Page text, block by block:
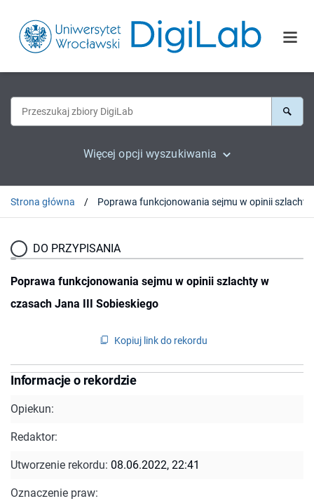
Więcej opcji wyszukiwania
Strona główna
DO PRZYPISANIA
Poprawa funkcjonowania sejmu w opinii szlachty w
czasach Jana III Sobieskiego
Kopiuj link do rekordu
Informacje o rekordzie
Opiekun:
Redaktor:
Utworzenie rekordu: 08.06.2022, 22:41
Oznaczenie praw: